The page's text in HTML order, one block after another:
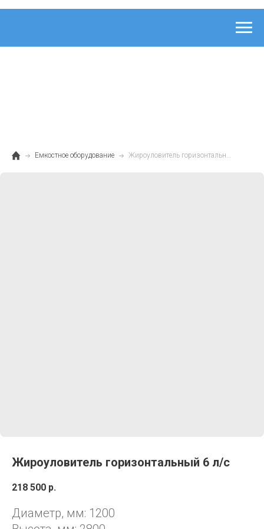
Емкостное оборудование Жироуловитель горизонтальный 6 л/с
Жироуловитель горизонтальный 6 л/с
218 500 р.
Диаметр, мм: 1200